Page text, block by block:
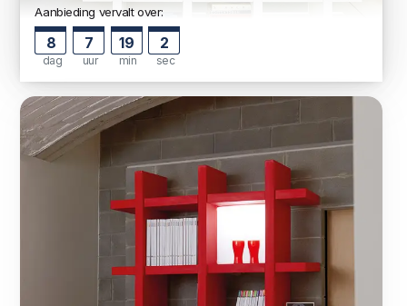
Aanbieding vervalt over:
8
dag
7
uur
19
min
1
sec